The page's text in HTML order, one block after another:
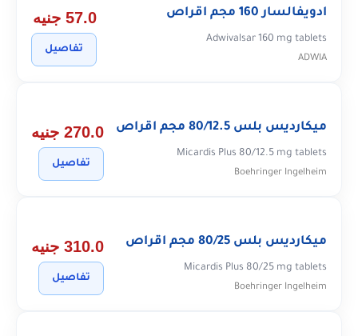
ادويفالسار 160 مجم اقراص
Adwivalsar 160 mg tablets
ADWIA
57.0 جنيه
تفاصيل
ميكارديس بلس 80/12.5 مجم اقراص
Micardis Plus 80/12.5 mg tablets
Boehringer Ingelheim
270.0 جنيه
تفاصيل
ميكارديس بلس 80/25 مجم اقراص
Micardis Plus 80/25 mg tablets
Boehringer Ingelheim
310.0 جنيه
تفاصيل